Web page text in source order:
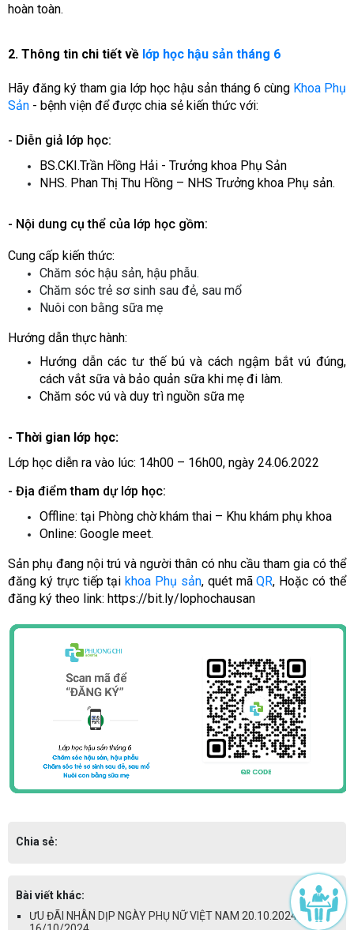
hoàn toàn.
2. Thông tin chi tiết về lớp học hậu sản tháng 6
Hãy đăng ký tham gia lớp học hậu sản tháng 6 cùng Khoa Phụ
Sản - bệnh viện để được chia sẻ kiến thức với:
- Diễn giả lớp học:
BS.CKI.Trần Hồng Hải - Trưởng khoa Phụ Sản
NHS. Phan Thị Thu Hồng – NHS Trưởng khoa Phụ sản.
- Nội dung cụ thể của lớp học gồm:
Cung cấp kiến thức:
Chăm sóc hậu sản, hậu phẫu.
Chăm sóc trẻ sơ sinh sau đẻ, sau mổ
Nuôi con bằng sữa mẹ
Hướng dẫn thực hành:
Hướng dẫn các tư thế bú và cách ngậm bắt vú đúng,
cách vắt sữa và bảo quản sữa khi mẹ đi làm.
Chăm sóc vú và duy trì nguồn sữa mẹ
- Thời gian lớp học:
Lớp học diễn ra vào lúc: 14h00 – 16h00, ngày 24.06.2022
- Địa điểm tham dự lớp học:
Offline: tại Phòng chờ khám thai – Khu khám phụ khoa
Online: Google meet.
Sản phụ đang nội trú và người thân có nhu cầu tham gia có thể
đăng ký trực tiếp tạikhoa Phụ sản, quét mãQR, Hoặc có thể
đăng ký theo link: https://bit.ly/lophochausan
Chia sẻ:
Bài viết khác:
ƯU ĐÃI NHÂN DỊP NGÀY PHỤ NỮ VIỆT NAM 20.10.2024 -